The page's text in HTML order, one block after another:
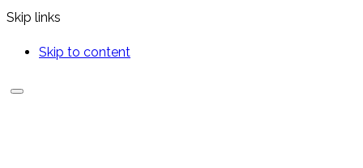
Skip links
Skip to content